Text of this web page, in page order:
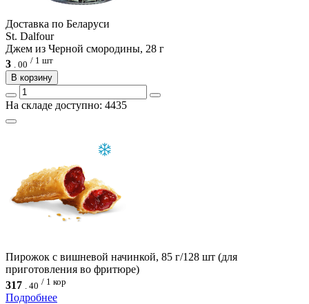
Доcтавка по Беларуси
St. Dalfour
Джем из Черной смородины, 28 г
3 . 00 / 1 шт
В корзину
На складе доступно: 4435
Пирожок с вишневой начинкой, 85 г/128 шт (для
приготовления во фритюре)
317
40 / 1 кор
Подробнее